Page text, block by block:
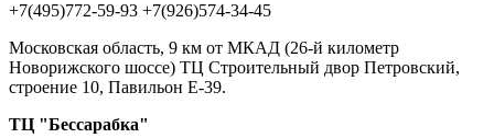
+7(495)772-59-93 +7(926)574-34-45
Московская область, 9 км от МКАД (26-й километр
Новорижского шоссе) ТЦ Строительный двор Петровский,
строение 10, Павильон Е-39.
ТЦ "Бессарабка"